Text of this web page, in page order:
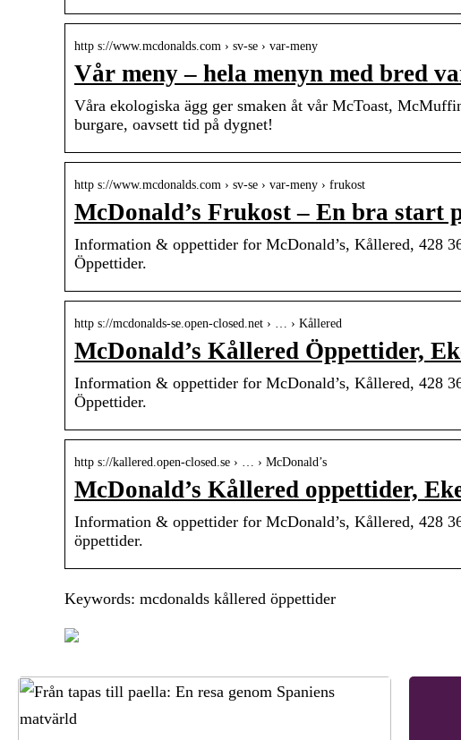
http s://www.mcdonalds.com › sv-se › var-meny
Vår meny – hela menyn med bred
Våra ekologiska ägg ger smaken åt vår McToast,
burgare, oavsett tid på dygnet!
http s://www.mcdonalds.com › sv-se › var-meny › frukost
McDonald’s Frukost – En bra start
Information & oppettider for McDonald’s, Kållered, 428
Öppettider.
http s://mcdonalds-se.open-closed.net › … › Kållered
McDonald’s Kållered Öppettider,
Information & oppettider for McDonald’s, Kållered, 428
Öppettider.
http s://kallered.open-closed.se › … › McDonald’s
McDonald’s Kållered oppettider,
Information & oppettider for McDonald’s, Kållered, 428
öppettider.
Keywords: mcdonalds kållered öppettider